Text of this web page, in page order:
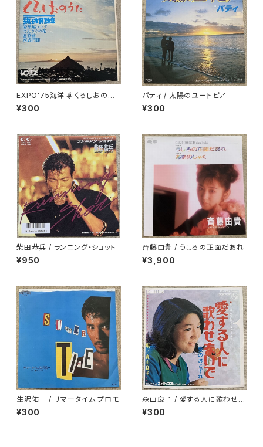
EXPO'75海洋博 くろしおのう
た 琉球民謡集
¥300
パティ / 太陽のユートピア
¥300
柴田恭兵 / ランニング・ショット
¥950
斉藤由貴 / うしろの正面だあれ
¥3,900
生沢佑一 / サマータイム プロモ
¥300
森山良子 / 愛する人に歌わせな
いで
¥300